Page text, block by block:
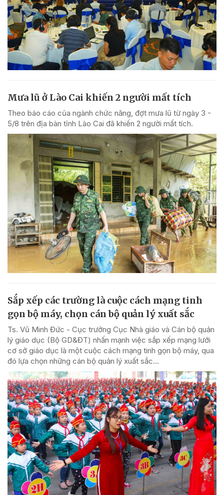
Mưa lũ ở Lào Cai khiến 2 người mất tích
Theo báo cáo của ngành chức năng, đợt mưa lũ từ ngày 3 -
5/8 trên địa bàn tỉnh Lào Cai đã khiến 2 người mất tích.
Sắp xếp các trường là cuộc cách mạng tinh
gọn bộ máy, chọn cán bộ quản lý xuất sắc
Ts. Vũ Minh Đức - Cục trưởng Cục Nhà giáo và Cán bộ quản
lý giáo dục (Bộ GD&ĐT) nhấn mạnh việc sắp xếp mạng lưới
cơ sở giáo dục là một cuộc cách mạng tinh gọn bộ máy, qua
đó lựa chọn những cán bộ quản lý xuất sắc...